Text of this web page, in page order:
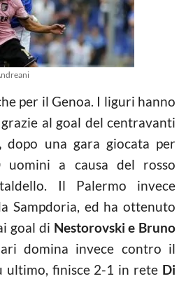
per il Genoa. I liguri hanno
al goal del centravanti
dopo una gara giocata per
a causa del rosso
Il Palermo invece
Sampdoria, ed ha ottenuto
goal di Nestorovski e Bruno
domina invece contro il
ultimo, finisce 2-1 in rete Di